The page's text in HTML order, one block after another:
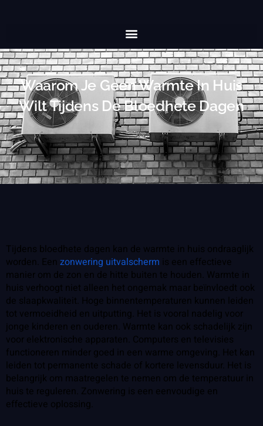
Waarom Je Geen Warmte In Huis
Wilt Tijdens De Bloedhete Dagen
Tijdens bloedhete dagen kan de warmte in huis ondraaglijk
worden. Een zonwering uitvalscherm is een effectieve
manier om de zon en de hitte buiten te houden. Warmte in
huis verhoogt niet alleen het ongemak maar beïnvloedt ook
de slaapkwaliteit. Hoge binnentemperaturen kunnen leiden
tot vermoeidheid en uitputting. Het is vooral nadelig voor
jonge kinderen en ouderen. Warmte kan ook schadelijk zijn
voor elektronische apparaten. Computers en televisies
functioneren minder goed in een warme omgeving. Het kan
leiden tot permanente schade of kortere levensduur. Het is
belangrijk om maatregelen te nemen om de temperatuur in
huis te reguleren. Zonwering is een eenvoudige en
effectieve oplossing.